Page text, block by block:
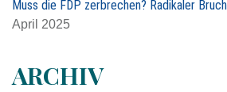
Muss die FDP zerbrechen? Radikaler
April 2025
ARCHIV